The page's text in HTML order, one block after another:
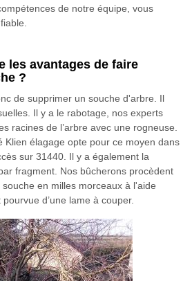
de notre équipe, vous
les avantages de faire
?
de supprimer un souche d'arbre. Il
Il y a le rabotage, nos experts
racines de l’arbre avec une rogneuse.
Klien élagage opte pour ce moyen dans
sur 31440. Il y a également la
fragment. Nos bûcherons procèdent
en milles morceaux à l'aide
d’une lame à couper.